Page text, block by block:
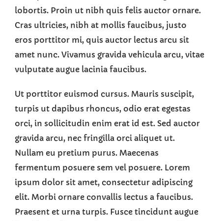
lobortis. Proin ut nibh quis felis auctor ornare.
Cras ultricies, nibh at mollis faucibus, justo
eros porttitor mi, quis auctor lectus arcu sit
amet nunc. Vivamus gravida vehicula arcu, vitae
vulputate augue lacinia faucibus.
Ut porttitor euismod cursus. Mauris suscipit,
turpis ut dapibus rhoncus, odio erat egestas
orci, in sollicitudin enim erat id est. Sed auctor
gravida arcu, nec fringilla orci aliquet ut.
Nullam eu pretium purus. Maecenas
fermentum posuere sem vel posuere. Lorem
ipsum dolor sit amet, consectetur adipiscing
elit. Morbi ornare convallis lectus a faucibus.
Praesent et urna turpis. Fusce tincidunt augue